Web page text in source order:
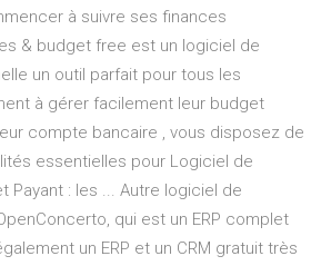
à suivre ses finances
& budget free est un logiciel de
un outil parfait pour tous les
à gérer facilement leur budget
compte bancaire , vous disposez de
essentielles pour Logiciel de
Payant : les ... Autre logiciel de
qui est un ERP complet
un ERP et un CRM gratuit très